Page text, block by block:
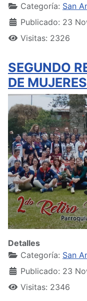
Categoría: San
Publicado: 23
Visitas: 2326
SEGUNDO
DE MUJERES
Detalles
Categoría: San
Publicado: 23
Visitas: 2346